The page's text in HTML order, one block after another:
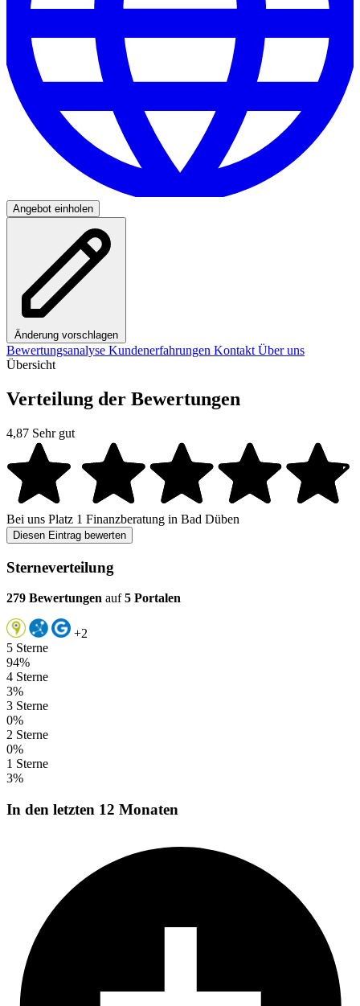
Angebot einholen
Änderung vorschlagen
Bewertungsanalyse Kundenerfahrungen Kontakt Über uns
Übersicht
Verteilung der Bewertungen
4,87 Sehr gut
Bei uns Platz 1 Finanzberatung in Bad Düben
Diesen Eintrag bewerten
Sterneverteilung
279 Bewertungen auf5 Portalen
+2
5 Sterne
94%
4 Sterne
3%
3 Sterne
0%
2 Sterne
0%
1 Sterne
3%
In den letzten 12 Monaten